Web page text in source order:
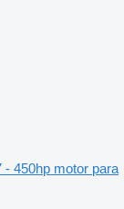
- 450hp motor para